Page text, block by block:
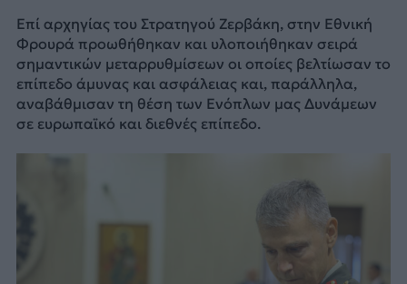
Επί αρχηγίας του Στρατηγού Ζερβάκη, στην Εθνική
Φρουρά προωθήθηκαν και υλοποιήθηκαν σειρά
σημαντικών μεταρρυθμίσεων οι οποίες βελτίωσαν το
επίπεδο άμυνας και ασφάλειας και, παράλληλα,
αναβάθμισαν τη θέση των Ενόπλων μας Δυνάμεων
σε ευρωπαϊκό και διεθνές επίπεδο.